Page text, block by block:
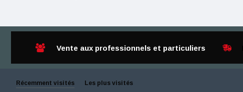
Vente aux professionnels et particuliers
Récemment visités Les plus visités